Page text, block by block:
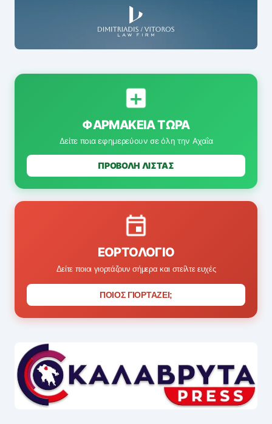
ΦΑΡΜΑΚΕΊΑ ΤΏΡΑ
Δείτε ποια εφημερεύουν σε όλη την Αχαΐα
ΠΡΟΒΟΛΗ ΛΙΣΤΑΣ
ΕΟΡΤΟΛΌΓΙΟ
Δείτε ποιοι γιορτάζουν σήμερα και στείλτε ευχές
ΠΟΙΟΣ ΓΙΟΡΤΑΖΕΙ;